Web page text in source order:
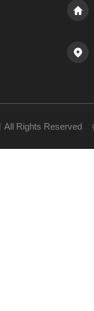
All Rights Reserved